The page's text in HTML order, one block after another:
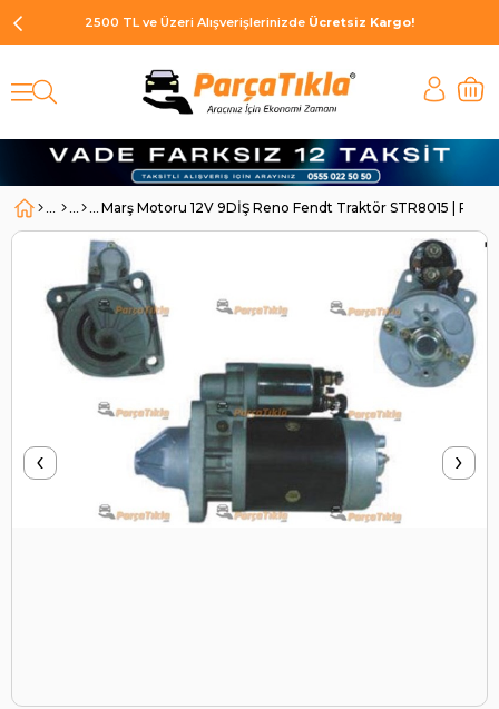
2500 TL ve Üzeri Alışverişlerinizde Ücretsiz Kargo!
Marş Motoru 12V 9DİŞ Reno Fendt Traktör STR8015 |
‹ ›